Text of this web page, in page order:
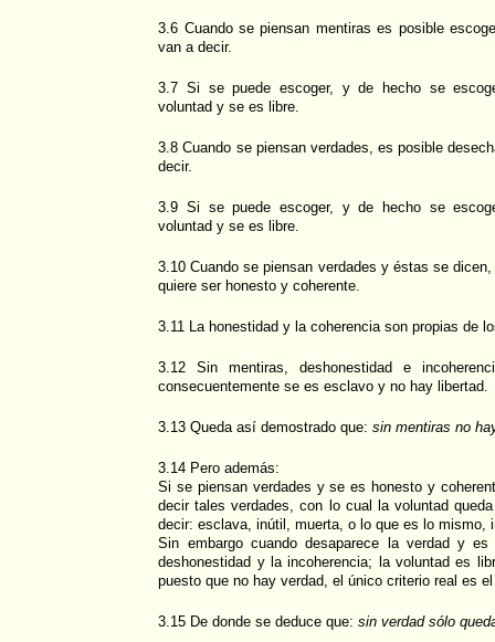
3.6 Cuando se piensan mentiras es posible
van a decir.
3.7 Si se puede escoger, y de hecho se
voluntad y se es libre.
3.8 Cuando se piensan verdades, es posible
decir.
3.9 Si se puede escoger, y de hecho se
voluntad y se es libre.
3.10 Cuando se piensan verdades y éstas se
quiere ser honesto y coherente.
3.11 La honestidad y la coherencia son propias de
3.12 Sin mentiras, deshonestidad e
consecuentemente se es esclavo y no hay libertad.
3.13 Queda así demostrado que:sin mentiras no
3.14 Pero además:
Si se piensan verdades y se es honesto y
decir tales verdades, con lo cual la voluntad
decir: esclava, inútil, muerta, o lo que es lo mismo,
Sin embargo cuando desaparece la verdad y
deshonestidad y la incoherencia; la voluntad es
puesto que no hay verdad, el único criterio real es
3.15 De donde se deduce que:sin verdad sólo